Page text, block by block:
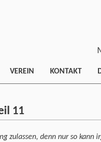
VEREIN KONTAKT
11
zulassen, denn nur so kann